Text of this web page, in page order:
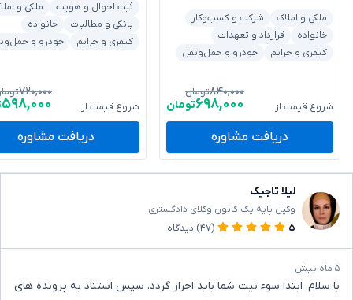
ملکی و املاک
شرکت و کسب‌وکار
خانواده
قرارداد و تعهدات
کیفری و جرایم
خودرو و حمل‌ونقل
شروع قیمت از
۸۴۰,۰۰۰تومان
۶۹۸,۰۰۰تومان
دریافت مشاوره
ثبت احوال و هویت
ملکی و
بانکی و مطالبات
خانواده
کیفری و جرایم
خودرو و
شروع قیمت از
۷۲۰,۰۰۰
۵۹۸,۰۰۰
دریافت مشاوره
لیلا تاجیک
وکیل پایه یک کانون وکلای دادگستری
۵
(۴۷) دیدگاه
۵ ماه پیش
با سلام. ابتدا سوء نیت شما باید احراز گردد. سپس استناد به پرونده های